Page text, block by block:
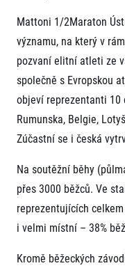
Informace o webu
Všeobecné smluvní
Podmínky GDPR
Mattoni 1/2Maraton
významu, na který v
pozvaní elitní atleti ze
společně s Evropskou
objeví reprezentanti 10
Rumunska, Belgie,
Zúčastní se i česká
Na soutěžní běhy
přes 3000 běžců. Ve
reprezentujících
i velmi místní – 38%
Kromě běžeckých